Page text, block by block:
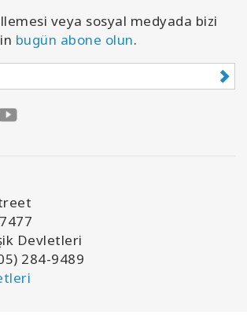
veya sosyal medyada bizi
bugün abone olun.
Devletleri
284-9489